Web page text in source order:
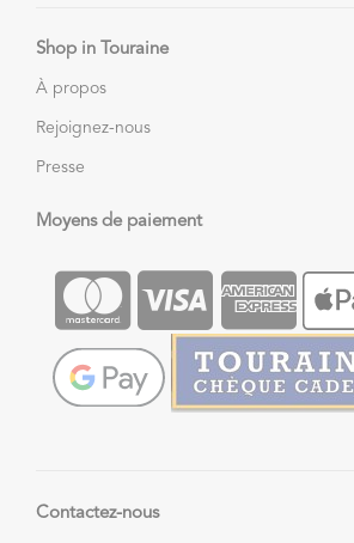
Shop in Touraine
À propos
Rejoignez-nous
Presse
Moyens de paiement
Contactez-nous